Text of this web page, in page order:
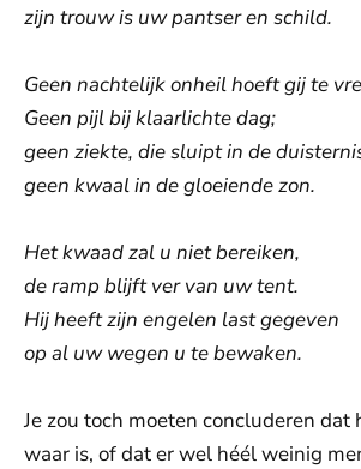
zijn trouw is uw pantser en schild.
Geen nachtelijk onheil hoeft gij te
Geen pijl bij klaarlichte dag;
geen ziekte, die sluipt in de
geen kwaal in de gloeiende zon.
Het kwaad zal u niet bereiken,
de ramp blijft ver van uw tent.
Hij heeft zijn engelen last gegeven
op al uw wegen u te bewaken.
Je zou toch moeten concluderen
waar is, of dat er wel héél weinig